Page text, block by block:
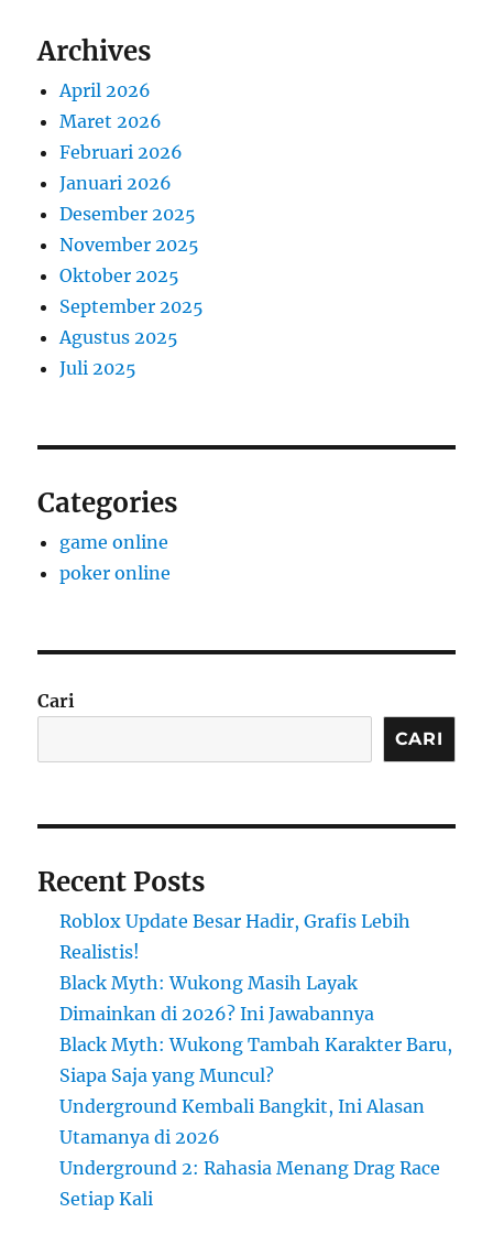
Archives
April 2026
Maret 2026
Februari 2026
Januari 2026
Desember 2025
November 2025
Oktober 2025
September 2025
Agustus 2025
Juli 2025
Categories
game online
poker online
Cari
CARI
Recent Posts
Roblox Update Besar Hadir, Grafis Lebih
Realistis!
Black Myth: Wukong Masih Layak
Dimainkan di 2026? Ini Jawabannya
Black Myth: Wukong Tambah Karakter Baru,
Siapa Saja yang Muncul?
Underground Kembali Bangkit, Ini Alasan
Utamanya di 2026
Underground 2: Rahasia Menang Drag Race
Setiap Kali